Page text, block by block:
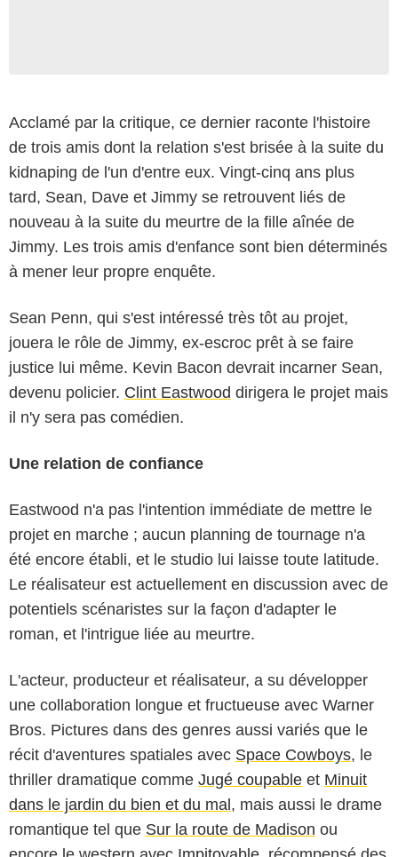
Acclamé par la critique, ce dernier raconte l'histoire
de trois amis dont la relation s'est brisée à la suite du
kidnaping de l'un d'entre eux. Vingt-cinq ans plus
tard, Sean, Dave et Jimmy se retrouvent liés de
nouveau à la suite du meurtre de la fille aînée de
Jimmy. Les trois amis d'enfance sont bien déterminés
à mener leur propre enquête.
Sean Penn, qui s'est intéressé très tôt au projet,
jouera le rôle de Jimmy, ex-escroc prêt à se faire
justice lui même. Kevin Bacon devrait incarner Sean,
devenu policier. Clint Eastwood dirigera le projet mais
il n'y sera pas comédien.
Une relation de confiance
Eastwood n'a pas l'intention immédiate de mettre le
projet en marche ; aucun planning de tournage n'a
été encore établi, et le studio lui laisse toute latitude.
Le réalisateur est actuellement en discussion avec de
potentiels scénaristes sur la façon d'adapter le
roman, et l'intrigue liée au meurtre.
L'acteur, producteur et réalisateur, a su développer
une collaboration longue et fructueuse avec Warner
Bros. Pictures dans des genres aussi variés que le
récit d'aventures spatiales avec Space Cowboys, le
thriller dramatique comme Jugé coupable et Minuit
dans le jardin du bien et du mal, mais aussi le drame
romantique tel que Sur la route de Madison ou